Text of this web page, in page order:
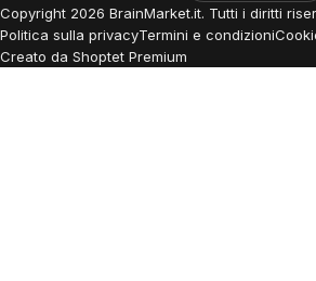
Copyright 2026 BrainMarket.it. Tutti i diritti
Politica sulla privacyTermini e condizioni
Creato da Shoptet Premium